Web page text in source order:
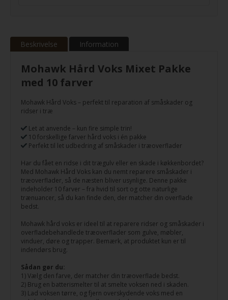
Beskrivelse Information
Mohawk Hård Voks Mixet Pakke
med 10 farver
Mohawk Hård Voks – perfekt til reparation af småskader og
ridser i træ
Let at anvende – kun fire simple trin!
10 forskellige farver hård voks i én pakke
Perfekt til let udbedring af småskader i træoverflader
Har du fået en ridse i dit trægulv eller en skade i køkkenbordet?
Med Mohawk Hård Voks kan du nemt reparere småskader i
træoverflader, så de næsten bliver usynlige. Denne pakke
indeholder 10 farver – fra hvid til sort og otte naturlige
trænuancer, så du kan finde den, der matcher din overflade
bedst.
Mohawk hård voks er ideel til at reparere ridser og småskader i
overfladebehandlede træoverflader som gulve, møbler,
vinduer, døre og trapper. Bemærk, at produktet kun er til
indendørs brug.
Sådan gør du:
1) Vælg den farve, der matcher din træoverflade bedst.
2) Brug en batterismelter til at smelte voksen ned i skaden.
3) Lad voksen tørre, og fjern overskydende voks med en